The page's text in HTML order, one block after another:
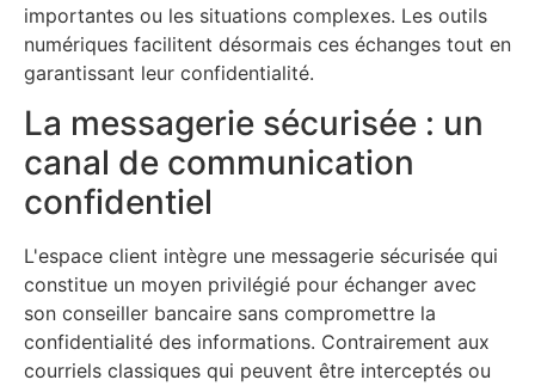
importantes ou les situations complexes. Les outils
numériques facilitent désormais ces échanges tout en
garantissant leur confidentialité.
La messagerie sécurisée : un
canal de communication
confidentiel
L'espace client intègre une messagerie sécurisée qui
constitue un moyen privilégié pour échanger avec
son conseiller bancaire sans compromettre la
confidentialité des informations. Contrairement aux
courriels classiques qui peuvent être interceptés ou